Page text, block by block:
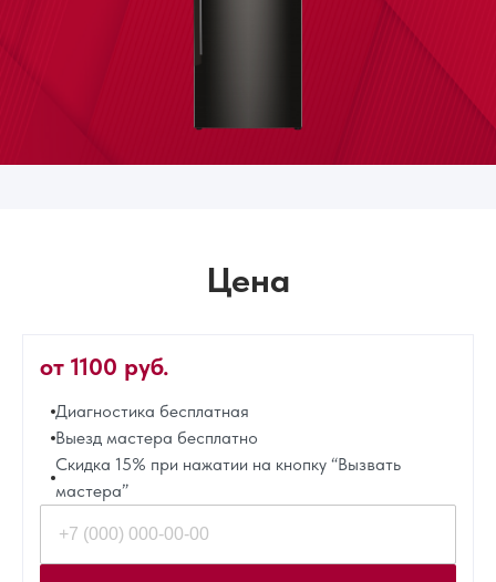
Цена
от 1100 руб.
Диагностика бесплатная
Выезд мастера бесплатно
Скидка 15% при нажатии на кнопку “Вызвать
мастера”